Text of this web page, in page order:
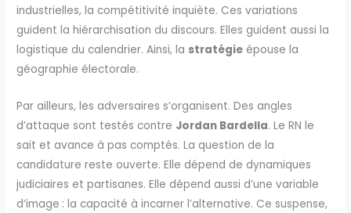
industrielles, la compétitivité inquiète. Ces variations
guident la hiérarchisation du discours. Elles guident aussi la
logistique du calendrier. Ainsi, la stratégie épouse la
géographie électorale.
Par ailleurs, les adversaires s’organisent. Des angles
d’attaque sont testés contre Jordan Bardella. Le RN le
sait et avance à pas comptés. La question de la
candidature reste ouverte. Elle dépend de dynamiques
judiciaires et partisanes. Elle dépend aussi d’une variable
d’image : la capacité à incarner l’alternative. Ce suspense,